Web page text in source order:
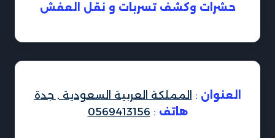
حشرات وكشف تسربات و نقل العفش
العنوان : المملكة العربية السعودية , جدة
هاتف :
0569413156